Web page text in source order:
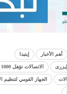
أهم الأخبار إيتيدا
الاتصالات تؤهل 1000 طالب جامعي للتوظيف
الجهاز القومي لتنظيم